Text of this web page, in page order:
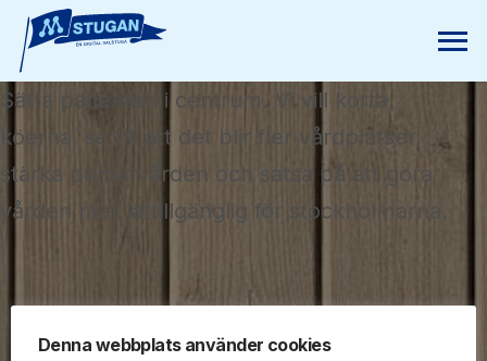
Sätta patienten i centrum. Vi vill korta
köerna, se till att det blir fler vårdplatser,
stärka primärvården och satsa på att göra
vården mer lättillgänglig för stockholmarna.
Denna webbplats använder cookies